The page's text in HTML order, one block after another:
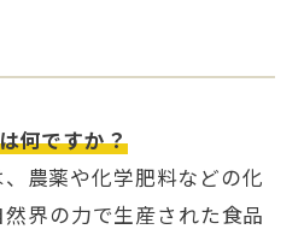
何ですか？
農薬や化学肥料などの化
界の力で生産された食品